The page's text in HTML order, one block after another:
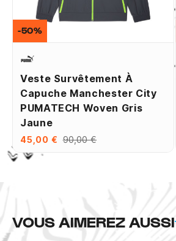
Veste Survêtement À
Capuche Manchester City
PUMATECH Woven Gris
Jaune
45,00 € 90,00 €
-50%
VOUS AIMEREZ AUSSI